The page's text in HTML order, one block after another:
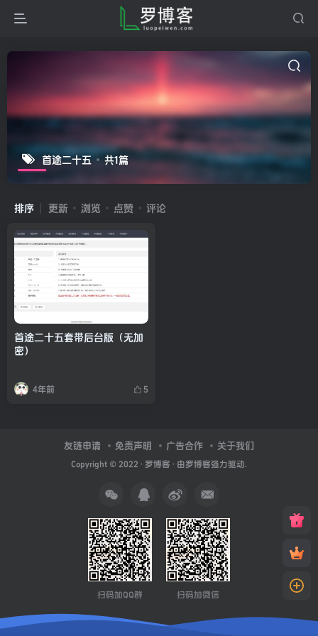
首途二十五 共1篇
排序 更新 浏览 点赞 评论
首途二十五套带后台版（无加
密）
4年前 5
友链申请 免责声明 广告合作 关于我们
Copyright © 2022 · 罗博客 · 由罗博客强力驱动.
扫码加QQ群 扫码加微信